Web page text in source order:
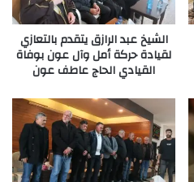
الشيخ عبد الرازق يتقدم بالتعازي
لقيادة حركة أمل وآل عون بوفاة
القيادي الحاج عاطف عون